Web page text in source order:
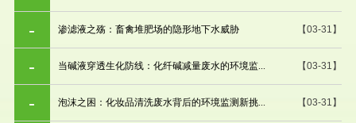
【03-31】
渗滤液之殇：畜禽堆肥场的隐形地下水威胁
【03-31】
当碱液穿透生化防线：化纤碱减量废水的环境监...
【03-31】
泡沫之困：化妆品清洗废水背后的环境监测新挑...